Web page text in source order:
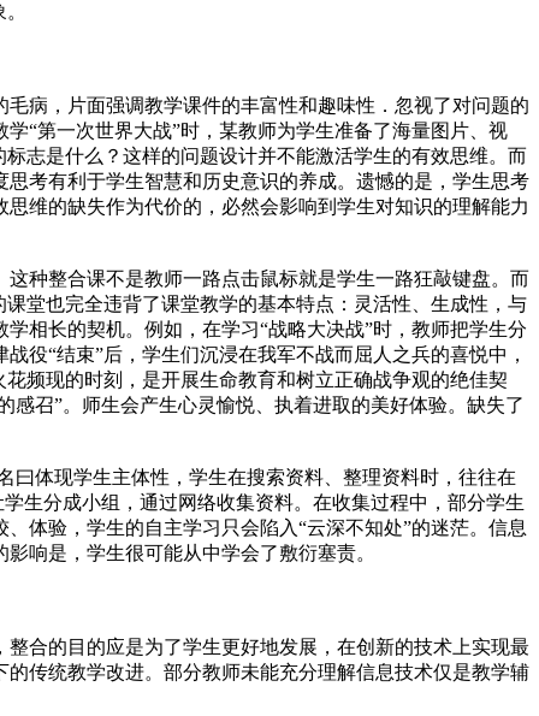
病，片面强调教学课件的丰富性和趣味性．忽视了对问题的
“第一次世界大战”时，某教师为学生准备了海量图片、视
志是什么？这样的问题设计并不能激活学生的有效思维。而
考有利于学生智慧和历史意识的养成。遗憾的是，学生思考
维的缺失作为代价的，必然会影响到学生对知识的理解能力
种整合课不是教师一路点击鼠标就是学生一路狂敲键盘。而
堂也完全违背了课堂教学的基本特点：灵活性、生成性，与
相长的契机。例如，在学习“战略大决战”时，教师把学生分
役“结束”后，学生们沉浸在我军不战而屈人之兵的喜悦中，
频现的时刻，是开展生命教育和树立正确战争观的绝佳契
召”。师生会产生心灵愉悦、执着进取的美好体验。缺失了
曰体现学生主体性，学生在搜索资料、整理资料时，往往在
生分成小组，通过网络收集资料。在收集过程中，部分学生
体验，学生的自主学习只会陷入“云深不知处”的迷茫。信息
响是，学生很可能从中学会了敷衍塞责。
合的目的应是为了学生更好地发展，在创新的技术上实现最
传统教学改进。部分教师未能充分理解信息技术仅是教学辅